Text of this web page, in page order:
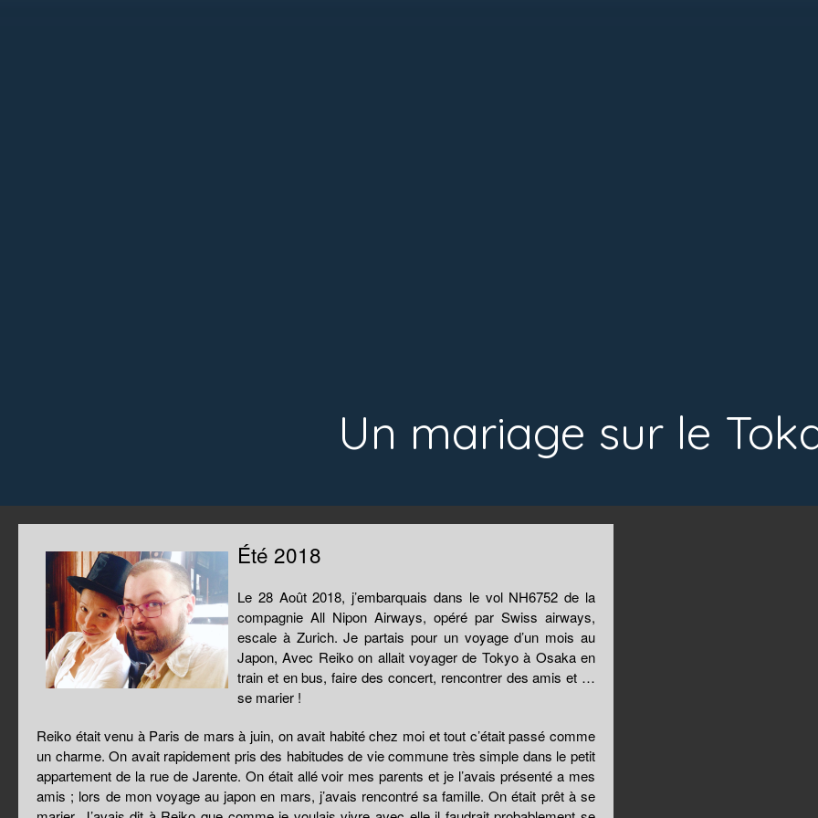
Un mariage sur le
Été 2018
Le 28 Août 2018, j’embarquais dans le vol NH6752 de la
compagnie All Nipon Airways, opéré par Swiss airways,
escale à Zurich. Je partais pour un voyage d’un mois au
Japon, Avec Reiko on allait voyager de Tokyo à Osaka en
train et en bus, faire des concert, rencontrer des amis et …
se marier !
Reiko était venu à Paris de mars à juin, on avait habité chez moi et tout c’était passé comme
un charme. On avait rapidement pris des habitudes de vie commune très simple dans le petit
appartement de la rue de Jarente. On était allé voir mes parents et je l’avais présenté a mes
amis ; lors de mon voyage au japon en mars, j’avais rencontré sa famille. On était prêt à se